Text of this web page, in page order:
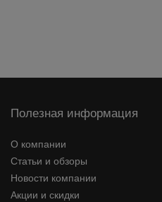
Полезная информация
О компании
Статьи и обзоры
Новости компании
Акции и скидки